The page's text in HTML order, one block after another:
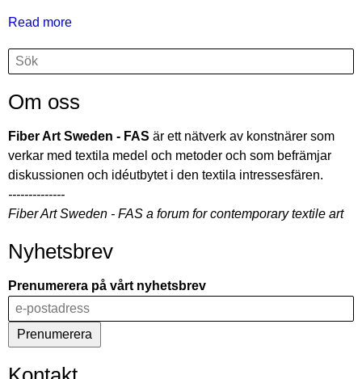
Read more
äventyr
Ulrika
Berge
-
Barnehage
Search
Search
Om oss
Fiber Art Sweden - FAS är ett nätverk av konstnärer som
verkar med textila medel och metoder och som befrämjar
diskussionen och idéutbytet i den textila intressesfären.
--------------
Fiber Art Sweden - FAS a forum for contemporary textile art
Nyhetsbrev
Prenumerera på vårt nyhetsbrev